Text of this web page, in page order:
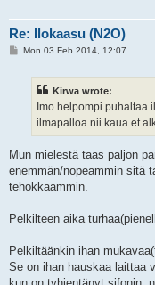
Re: Ilokaasu (N2O)
PMon 03 Feb 2014, 12:07
Kirwa wrote:
Imo helpompi puhaltaa
ilmapalloa nii kaua et
Mun mielestä taas paljon
enemmän/nopeammin sitä
tehokkaammin.
Pelkilteen aika
Pelkiltäänkin ihan
Se on ihan hauskaa laittaa